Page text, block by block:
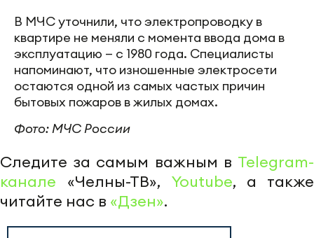
В МЧС уточнили, что электропроводку в
квартире не меняли с момента ввода дома в
эксплуатацию — с 1980 года. Специалисты
напоминают, что изношенные электросети
остаются одной из самых частых причин
бытовых пожаров в жилых домах.
Фото: МЧС России
Следите за самым важным в Telegram-
канале «Челны-ТВ», Youtube, а также
читайте нас в «Дзен».